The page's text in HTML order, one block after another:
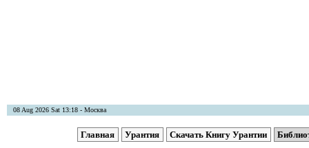
08 Aug 2026 Sat 13:18 - Москва
Главная Урантия Скачать Книгу Урантии